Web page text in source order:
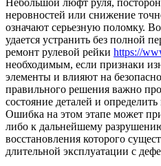
неровностей или снижение
означают серьезную поломку.
удается устранить без полной
ремонт рулевой рейки https://
необходимым, если признаки
элементы и влияют на
правильного решения важно
состояние деталей и
Ошибка на этом этапе может
либо к дальнейшему
восстановления которого
длительной эксплуатации с